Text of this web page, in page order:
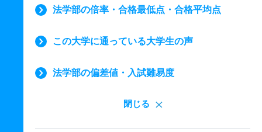
法学部の倍率・合格最低点・合格平均点
この大学に通っている大学生の声
法学部の偏差値・入試難易度
閉じる